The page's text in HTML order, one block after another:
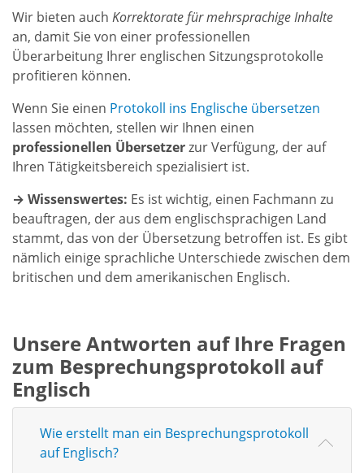
Wir bieten auch Korrektorate für mehrsprachige Inhalte
an, damit Sie von einer professionellen
Überarbeitung Ihrer englischen Sitzungsprotokolle
profitieren können.
Wenn Sie einen Protokoll ins Englische übersetzen
lassen möchten, stellen wir Ihnen einen
professionellen Übersetzerzur Verfügung, der auf
Ihren Tätigkeitsbereich spezialisiert ist.
→ Wissenswertes: Es ist wichtig, einen Fachmann zu
beauftragen, der aus dem englischsprachigen Land
stammt, das von der Übersetzung betroffen ist. Es gibt
nämlich einige sprachliche Unterschiede zwischen dem
britischen und dem amerikanischen Englisch.
Unsere Antworten auf Ihre Fragen
zum Besprechungsprotokoll auf
Englisch
Wie erstellt man ein Besprechungsprotokoll
auf Englisch?